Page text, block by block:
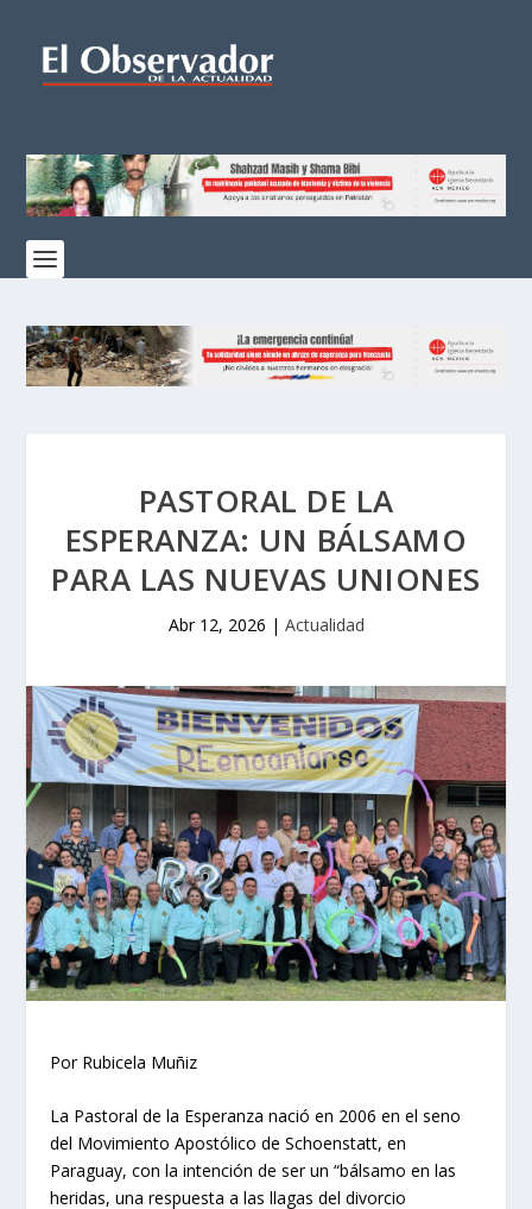
PASTORAL DE LA
ESPERANZA: UN BÁLSAMO
PARA LAS NUEVAS UNIONES
Abr 12, 2026 | Actualidad
Por Rubicela Muñiz
La Pastoral de la Esperanza nació en 2006 en el seno
del Movimiento Apostólico de Schoenstatt, en
Paraguay, con la intención de ser un “bálsamo en las
heridas, una respuesta a las llagas del divorcio